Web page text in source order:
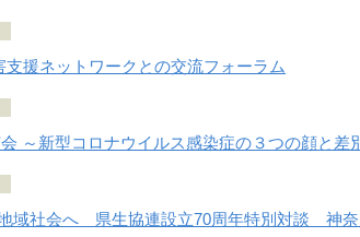
支援ネットワークとの交流フォーラム
～新型コロナウイルス感染症の３つの顔と差
域社会へ 県生協連設立70周年特別対談 神